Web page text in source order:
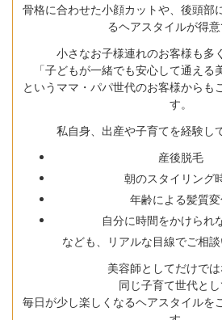
骨格に合わせた小顔カットや、後頭部
るヘアスタイルが得意
小さなお子様連れのお客様も多
「子どもが一緒でも安心して通える
というママ・パパ世代のお客様からも
す。
私自身、出産や子育てを経験し
産後脱毛
朝のスタイリング
年齢による髪質
自分に時間をかけられ
なども、リアルな目線でご相談
美容師としてだけでは
同じ子育て世代とし
毎日が少し楽しくなるヘアスタイルを